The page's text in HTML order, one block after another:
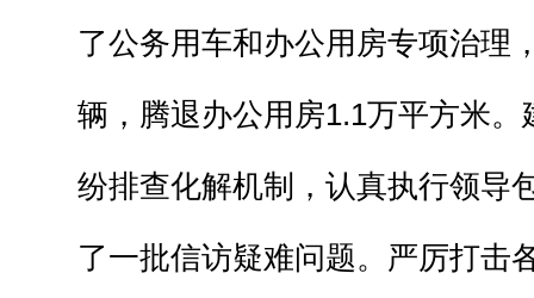
了公务用车和办公用房专项治理
辆，腾退办公用房1.1万平方米
纷排查化解机制，认真执行领导
了一批信访疑难问题。严厉打击